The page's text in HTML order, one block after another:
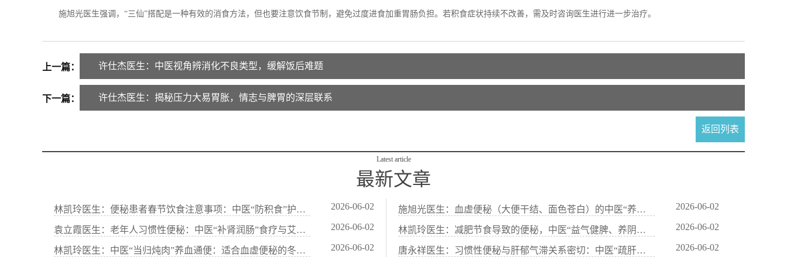
施旭光医生强调，“三仙”搭配是一种有效的消食方法，但也要注意饮食节制，避免过度进食加重胃肠负担。若积食症状持续不改善，需及时咨询医生进行进一步治疗。
上一篇： 许仕杰医生：中医视角辨消化不良类型，缓解饭后难题
下一篇： 许仕杰医生：揭秘压力大易胃胀，情志与脾胃的深层联系
返回列表
Latest article
最新文章
林凯玲医生：便秘患者春节饮食注意事项：中医“防积食”护肠法 2026-06-02 施旭光医生：血虚便秘（大便干结、面色苍白）的中医“养血润肠”法 2026-06-02
袁立霞医生：老年人习惯性便秘：中医“补肾润肠”食疗与艾灸法 2026-06-02 林凯玲医生：减肥节食导致的便秘，中医“益气健脾、养阴润肠”调养 2026-06-02
林凯玲医生：中医“当归炖肉”养血通便：适合血虚便秘的冬季药膳 2026-06-02 唐永祥医生：习惯性便秘与肝郁气滞关系密切：中医“疏肝理气”通便法 2026-06-02